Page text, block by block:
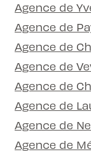
Agence de
Agence de
Agence de
Agence de
Agence de
Agence de
Agence de
Agence de